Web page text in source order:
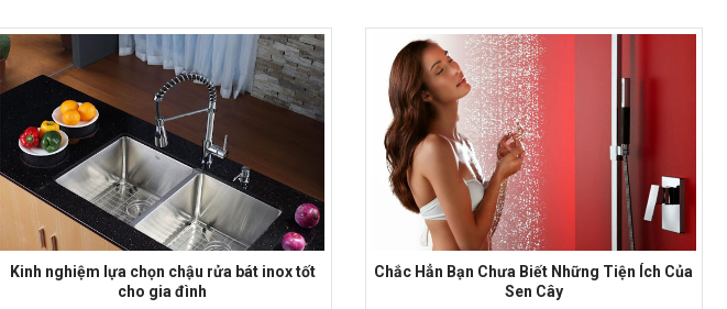
Kinh nghiệm lựa chọn chậu rửa bát inox tốt
cho gia đình
Chắc Hẳn Bạn Chưa Biết Những Tiện Ích Của
Sen Cây